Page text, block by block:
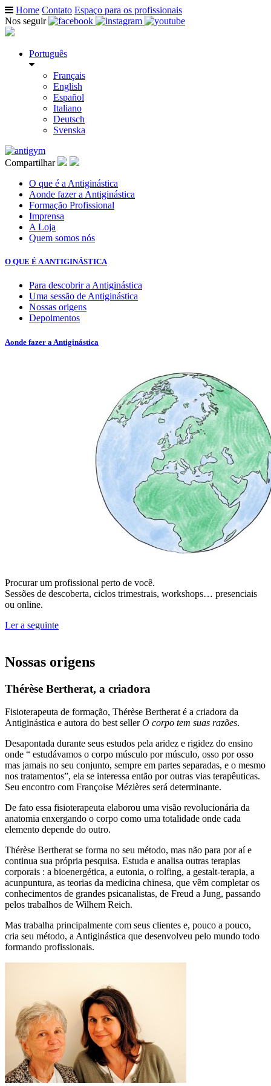
Home Contato Espaço para os profissionais
Nos seguir
Português
Français
English
Español
Italiano
Deutsch
Svenska
Compartilhar
O que é a Antiginástica
Aonde fazer a Antiginástica
Formação Profissional
Imprensa
A Loja
Quem somos nós
O QUE É A ANTIGINÁSTICA
Para descobrir a Antiginástica
Uma sessão de Antiginástica
Nossas origens
Depoimentos
Aonde fazer a Antiginástica
Procurar um profissional perto de você.
Sessões de descoberta, ciclos trimestrais, workshops… presenciais
ou online.
Ler a seguinte
Nossas origens
Thérèse Bertherat, a criadora
Fisioterapeuta de formação, Thérèse Bertherat é a criadora da
Antiginástica e autora do best sellerO corpo tem suas razões.
Desapontada durante seus estudos pela aridez e rigidez do ensino
onde “ estudávamos o corpo músculo por músculo, osso por osso
mas jamais no seu conjunto, sempre em partes separadas, e o mesmo
nos tratamentos”, ela se interessa então por outras vias terapêuticas.
Seu encontro com Françoise Mézières será determinante.
De fato essa fisioterapeuta elaborou uma visão revolucionária da
anatomia enxergando o corpo como uma totalidade onde cada
elemento depende do outro.
Thérèse Bertherat se forma no seu método, mas não para por aí e
continua sua própria pesquisa. Estuda e analisa outras terapias
corporais : a bioenergética, a eutonia, o rolfing, a gestalt-terapia, a
acunpuntura, as teorias da medicina chinesa, que vêm completar os
conhecimentos de grandes psicanalistas, de Freud a Jung, passando
pelos trabalhos de Wilhem Reich.
Mas trabalha principalmente com seus clientes e, pouco a pouco,
cria seu método, a Antiginástica que desenvolveu pelo mundo todo
formando profissionais.